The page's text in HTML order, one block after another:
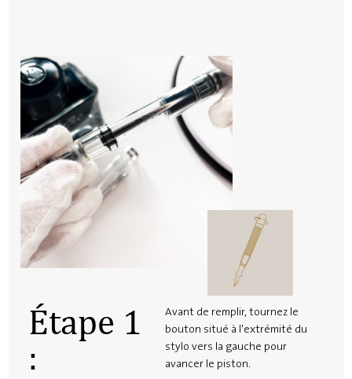
Étape 1
:
Avant de remplir, tournez le
bouton situé à l'extrémité du
stylo vers la gauche pour
avancer le piston.